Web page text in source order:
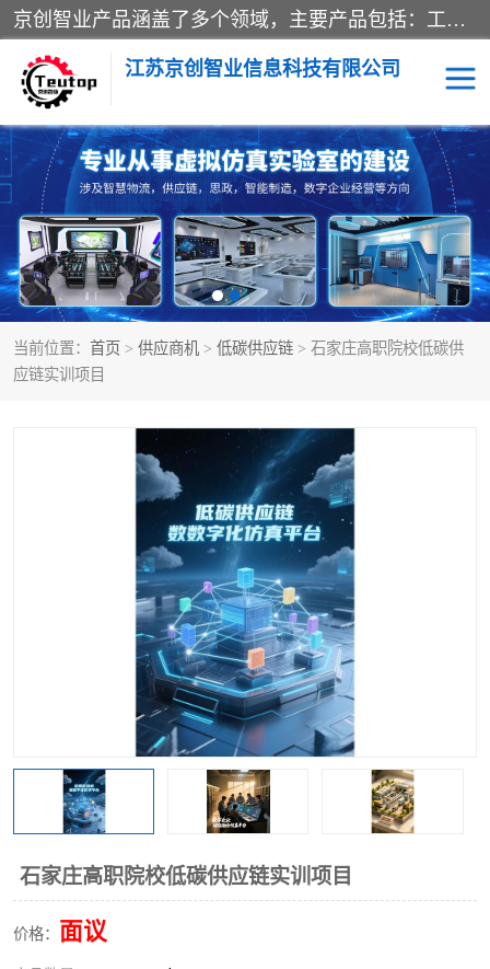
京创智业产品涵盖了多个领域，主要产品包括：工业4.0生产线解决方案，智慧物流综合实训室，教学设备与实验室建设，虚拟仿真实验室等。公司将秉持“创新、执着、诚信、共赢”的理念，以“将服务当作使命”为核心价值观，致力于为客户创造价值，与客户、合作伙伴和员工共同成长。
江苏京创智业信息科技有限公司
当前位置： 首页 > 供应商机 > 低碳供应链 > 石家庄高职院校低碳供
应链实训项目
石家庄高职院校低碳供应链实训项目
价格： 面议
VR物流实训 低碳供应链
生产系统仿真 冷链物流
供应链管理 思政
智慧零售实训 智能制造
物流数字孪生 数字企业经营